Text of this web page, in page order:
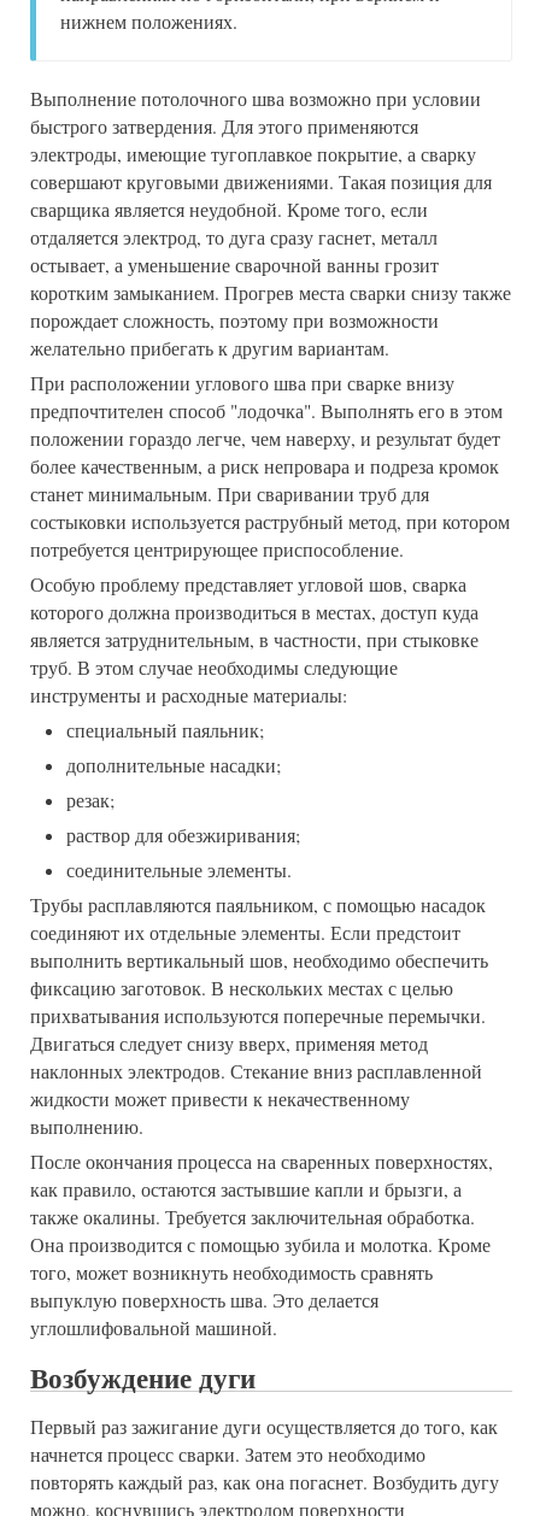
нижнем положениях.
Выполнение потолочного шва возможно при условии
быстрого затвердения. Для этого применяются
электроды, имеющие тугоплавкое покрытие, а сварку
совершают круговыми движениями. Такая позиция для
сварщика является неудобной. Кроме того, если
отдаляется электрод, то дуга сразу гаснет, металл
остывает, а уменьшение сварочной ванны грозит
коротким замыканием. Прогрев места сварки снизу также
порождает сложность, поэтому при возможности
желательно прибегать к другим вариантам.
При расположении углового шва при сварке внизу
предпочтителен способ "лодочка". Выполнять его в этом
положении гораздо легче, чем наверху, и результат будет
более качественным, а риск непровара и подреза кромок
станет минимальным. При сваривании труб для
состыковки используется раструбный метод, при котором
потребуется центрирующее приспособление.
Особую проблему представляет угловой шов, сварка
которого должна производиться в местах, доступ куда
является затруднительным, в частности, при стыковке
труб. В этом случае необходимы следующие
инструменты и расходные материалы:
специальный паяльник;
дополнительные насадки;
резак;
раствор для обезжиривания;
соединительные элементы.
Трубы расплавляются паяльником, с помощью насадок
соединяют их отдельные элементы. Если предстоит
выполнить вертикальный шов, необходимо обеспечить
фиксацию заготовок. В нескольких местах с целью
прихватывания используются поперечные перемычки.
Двигаться следует снизу вверх, применяя метод
наклонных электродов. Стекание вниз расплавленной
жидкости может привести к некачественному
выполнению.
После окончания процесса на сваренных поверхностях,
как правило, остаются застывшие капли и брызги, а
также окалины. Требуется заключительная обработка.
Она производится с помощью зубила и молотка. Кроме
того, может возникнуть необходимость сравнять
выпуклую поверхность шва. Это делается
углошлифовальной машиной.
Возбуждение дуги
Первый раз зажигание дуги осуществляется до того, как
начнется процесс сварки. Затем это необходимо
повторять каждый раз, как она погаснет. Возбудить дугу
можно, коснувшись электродом поверхности